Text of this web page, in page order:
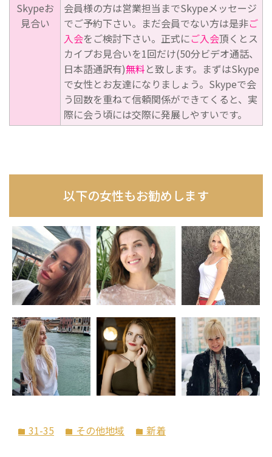
Skypeお
見合い
会員様の方は営業担当までSkypeメッセージ
でご予約下さい。まだ会員でない方は是非ご
入会をご検討下さい。正式にご入会頂くとス
カイプお見合いを1回だけ(50分ビデオ通話、
日本語通訳有)無料と致します。まずはSkype
で女性とお友達になりましょう。Skypeで会
う回数を重ねて信頼関係ができてくると、実
際に会う頃には交際に発展しやすいです。
以下の女性もお勧めします
folder 31-35 folder その他地域 folder 新着